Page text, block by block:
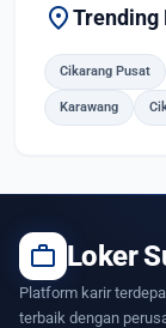
location_onTrending
Cikarang Pusat
Karawang
work Loker
Platform karir
terbaik dengan